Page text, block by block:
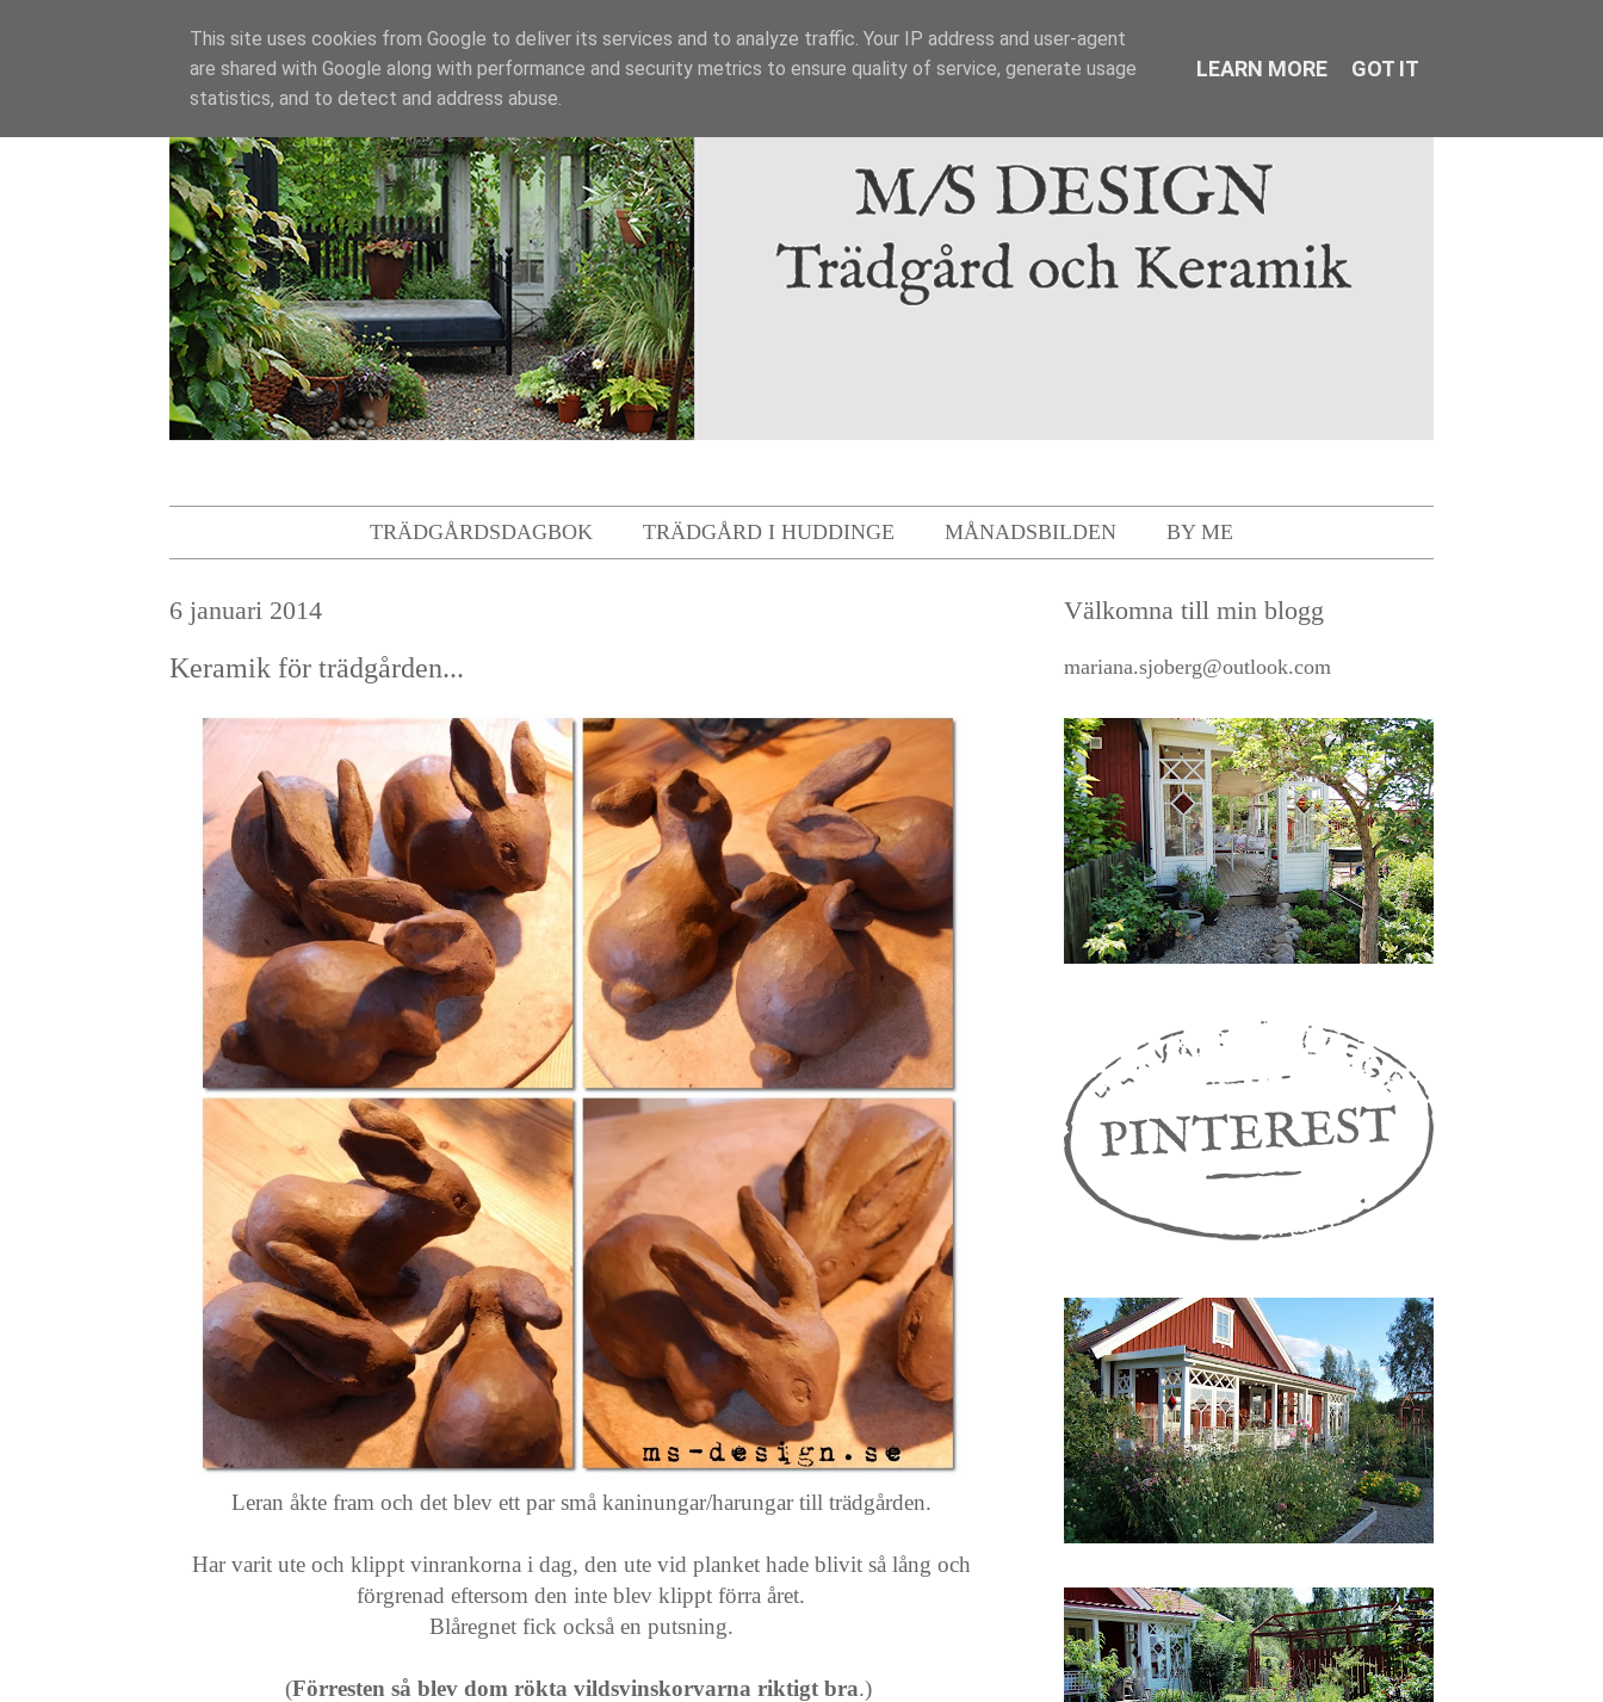
TRÄDGÅRDSDAGBOK TRÄDGÅRD I HUDDINGE MÅNADSBILDEN BY ME
6 januari 2014
Keramik för trädgården...
Leran åkte fram och det blev ett par små kaninungar/harungar till trädgården.
Har varit ute och klippt vinrankorna i dag, den ute vid planket hade blivit så lång och
förgrenad eftersom den inte blev klippt förra året.
Blåregnet fick också en putsning.
(Förresten så blev dom rökta vildsvinskorvarna riktigt bra.)
Välkomna till min blogg
mariana.sjoberg@outlook.com
This site uses cookies from Google to deliver its services and to analyze traffic. Your IP address and user-agent
are shared with Google along with performance and security metrics to ensure quality of service, generate usage
statistics, and to detect and address abuse.
LEARN MORE GOT IT